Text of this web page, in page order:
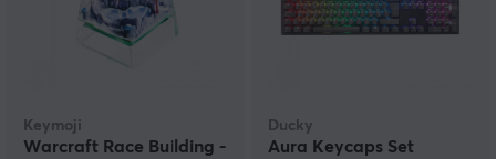
Keymoji
Warcraft Race Building -
Ducky
Aura Keycaps Set